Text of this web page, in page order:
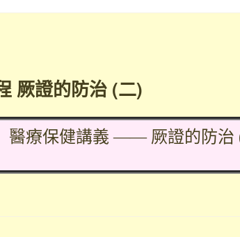
厥證的防治 (二)
醫療保健講義 —— 厥證的防治